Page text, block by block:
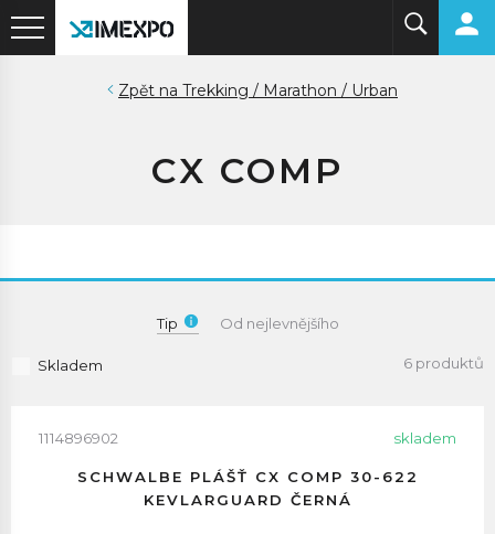
Trekking / Marathon / Urban
CX COMP
Tip Od nejlevnějšího
Skladem 6 produktů
1114896902 skladem
SCHWALBE PLÁŠŤ CX COMP 30-622
KEVLARGUARD ČERNÁ